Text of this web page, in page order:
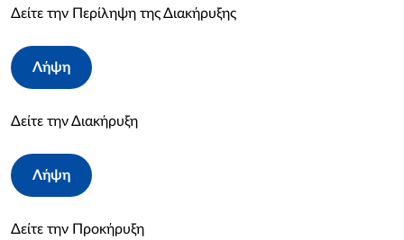
Δείτε την Περίληψη της Διακήρυξης
Λήψη
Δείτε την Διακήρυξη
Λήψη
Δείτε την Προκήρυξη